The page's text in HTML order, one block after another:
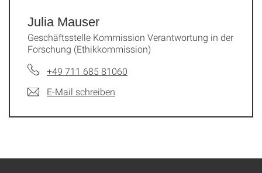
Julia Mauser
Geschäftsstelle Kommission Verantwortung in der
Forschung (Ethikkommission)
+49 711 685 81060
E-Mail schreiben